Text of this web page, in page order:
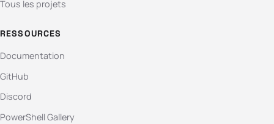
Tous les projets
RESSOURCES
Documentation
GitHub
Discord
PowerShell Gallery